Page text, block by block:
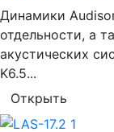
Динамики
отдельности, а
акустических
K6.5...
Открыть